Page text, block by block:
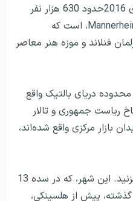
جمعیت این شهر طبق سرشماری 2016حدود 630 هزار نفر
، است که
فنلاند و موزه هنر معاصر
محدوده دریای بالتیک واقع
ریاست جمهوری و تالار
بازار مرکزی واقع شده‌اند،
در تور فنلاند به شهر تورکو سر بزنید. این شهر، که در سده 13
پیش از هلسینکی،